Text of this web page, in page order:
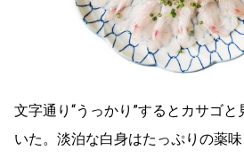
文字通り“うっかり”するとカサゴ
いた。淡泊な白身はたっぷりの薬